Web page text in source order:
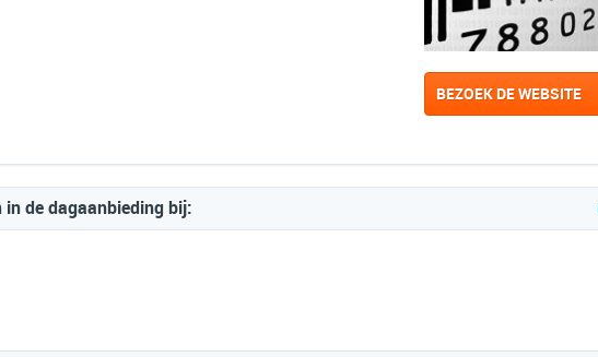
BEZOEK DE WEBSITE
de dagaanbieding bij: